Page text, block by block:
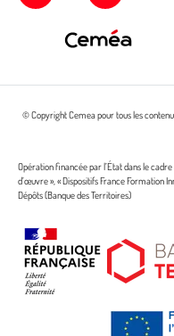
© Copyright Cemea pour tous les
Opération financée par l’État dans le
d’œuvre », « Dispositifs France Formation
Dépôts (Banque des Territoires)